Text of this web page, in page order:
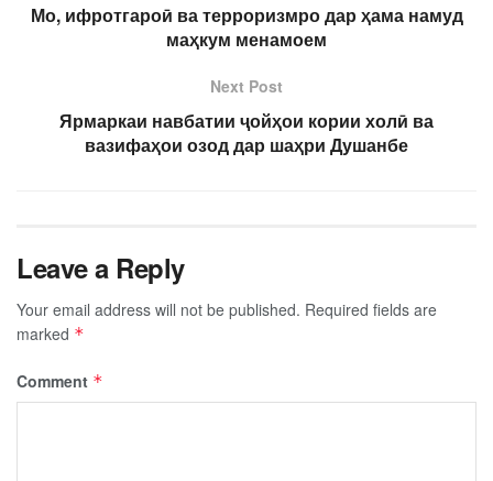
Мо, ифротгароӣ ва терроризмро дар ҳама намуд
маҳкум менамоем
Next Post
Ярмаркаи навбатии ҷойҳои кории холӣ ва
вазифаҳои озод дар шаҳри Душанбе
Leave a Reply
Your email address will not be published. Required fields are
marked *
Comment *